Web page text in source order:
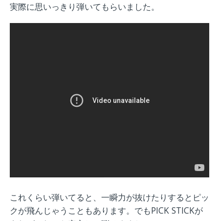
実際に思いっきり弾いてもらいました。
これくらい弾いてると、一瞬力が抜けたりするとピッ
クが飛んじゃうこともあります。でもPICK STICKが